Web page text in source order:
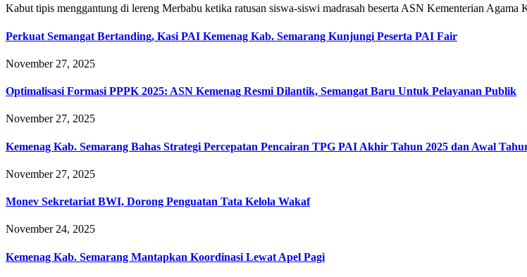
Kabut tipis menggantung di lereng Merbabu ketika ratusan siswa-siswi madrasah beserta ASN Kementerian Agama
Perkuat Semangat Bertanding, Kasi PAI Kemenag Kab. Semarang Kunjungi Peserta PAI Fair
November 27, 2025
Optimalisasi Formasi PPPK 2025: ASN Kemenag Resmi Dilantik, Semangat Baru Untuk Pelayanan Publik
November 27, 2025
Kemenag Kab. Semarang Bahas Strategi Percepatan Pencairan TPG PAI Akhir Tahun 2025 dan Awal
November 27, 2025
Monev Sekretariat BWI, Dorong Penguatan Tata Kelola Wakaf
November 24, 2025
Kemenag Kab. Semarang Mantapkan Koordinasi Lewat Apel Pagi